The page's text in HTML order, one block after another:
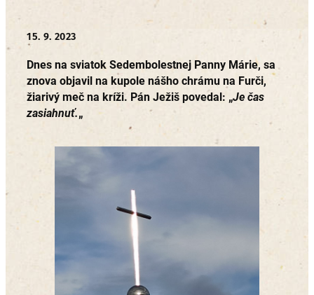
15. 9. 2023
Dnes na sviatok Sedembolestnej Panny Márie, sa
znova objavil na kupole nášho chrámu na Furči,
žiarivý meč na kríži. Pán Ježiš povedal: „Je čas
zasiahnuť.„